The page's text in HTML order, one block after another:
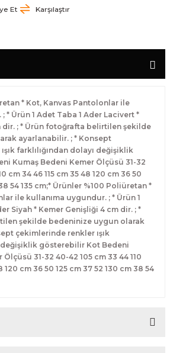
Et Karşılaştır
* Kot, Kanvas Pantolonlar ile
* Ürün 1 Adet Taba 1 Ader Lacivert *
dir. ; * Ürün fotoğrafta belirtilen şekilde
ayarlanabilir. ; * Konsept
farklılığından dolayı değişiklik
Kumaş Bedeni Kemer Ölçüsü 31-32
cm 34 46 115 cm 35 48 120 cm 36 50
54 135 cm;* Ürünler %100 Poliüretan *
ile kullanıma uygundur. ; * Ürün 1
Siyah * Kemer Genişliği 4 cm dir. ; *
şekilde bedeninize uygun olarak
çekimlerinde renkler ışık
değişiklik gösterebilir Kot Bedeni
31-32 40-42 105 cm 33 44 110
120 cm 36 50 125 cm 37 52 130 cm 38 54